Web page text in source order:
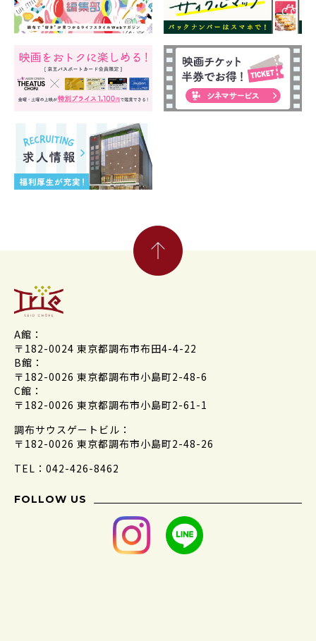
A館：
〒182-0024 東京都調布市布田4-4-22
B館：
〒182-0026 東京都調布市小島町2-48-6
C館：
〒182-0026 東京都調布市小島町2-61-1
調布サウスゲートビル：
〒182-0026 東京都調布市小島町2-48-26
TEL：042-426-8462
FOLLOW US